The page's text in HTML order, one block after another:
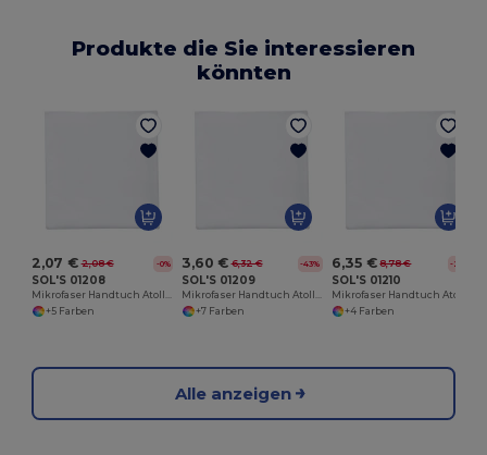
Produkte die Sie interessieren
könnten
2,07 € 2,08 € -0%
SOL'S 01208
Mikrofaser Handtuch Atoll 30
+5 Farben
3,60 € 6,32 € -43%
SOL'S 01209
Mikrofaser Handtuch Atoll 50
+7 Farben
6,35 € 8,78 € -28%
SOL'S 01210
+4 Farben
Alle anzeigen